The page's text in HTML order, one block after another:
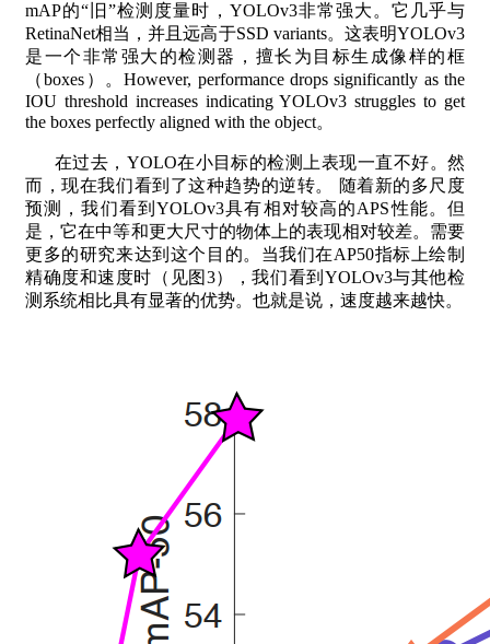
mAP的“旧”检测度量时，YOLOv3非常强大。它几乎与
RetinaNet相当，并且远高于SSD variants。这表明YOLOv3
是一个非常强大的检测器，擅长为目标生成像样的框
（boxes）。However, performance drops significantly as the
IOU threshold increases indicating YOLOv3 struggles to get
the boxes perfectly aligned with the object。
在过去，YOLO在小目标的检测上表现一直不好。然
而，现在我们看到了这种趋势的逆转。 随着新的多尺度
预测，我们看到YOLOv3具有相对较高的APS性能。但
是，它在中等和更大尺寸的物体上的表现相对较差。需要
更多的研究来达到这个目的。当我们在AP50指标上绘制
精确度和速度时（见图3），我们看到YOLOv3与其他检
测系统相比具有显著的优势。也就是说，速度越来越快。